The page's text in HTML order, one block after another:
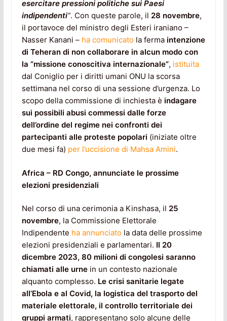
esercitare pressioni politiche sui Paesi
indipendenti“. Con queste parole, il 28 novembre,
il portavoce del ministro degli Esteri iraniano –
Nasser Kanani – ha comunicatola ferma intenzione
di Teheran di non collaborare in alcun modo con
la “missione conoscitiva internazionale”, istituita
dal Coniglio per i diritti umani ONU la scorsa
settimana nel corso di una sessione d’urgenza. Lo
scopo della commissione di inchiesta è indagare
sui possibili abusi commessi dalle forze
dell’ordine del regime nei confronti dei
partecipanti alle proteste popolari (iniziate oltre
due mesi fa) per l’uccisione di Mahsa Amini.
Africa – RD Congo, annunciate le prossime
elezioni presidenziali
Nel corso di una cerimonia a Kinshasa, il 25
novembre, la Commissione Elettorale
Indipendente ha annunciatola data delle prossime
elezioni presidenziali e parlamentari. Il 20
dicembre 2023, 80 milioni di congolesi saranno
chiamati alle urnein un contesto nazionale
alquanto complesso. Le crisi sanitarie legate
all’Ebola e al Covid, la logistica del trasporto del
materiale elettorale, il controllo territoriale dei
gruppi armati, rappresentano solo alcune delle